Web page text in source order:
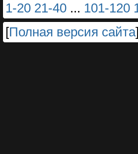
1-20 21-40 ... 101-120
[Полная версия сайта]